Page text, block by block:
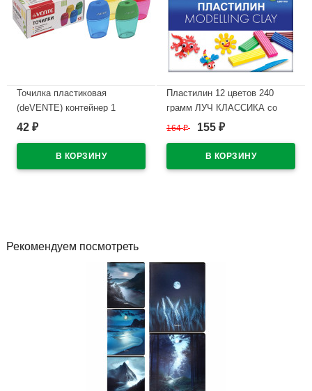
Точилка пластиковая
(deVENTE) контейнер 1
отверстие арт.4071308 (Ст.12)
42 ₽
Пластилин 12 цветов 240
грамм ЛУЧ КЛАССИКА со
стеком картонная коробка арт
164₽ 155 ₽
Рекомендуем посмотреть